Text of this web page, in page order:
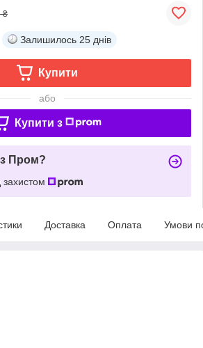
₴
Залишилось 25 днів
Купити
або
Купити з
Пром?
Доставка Оплата Умови